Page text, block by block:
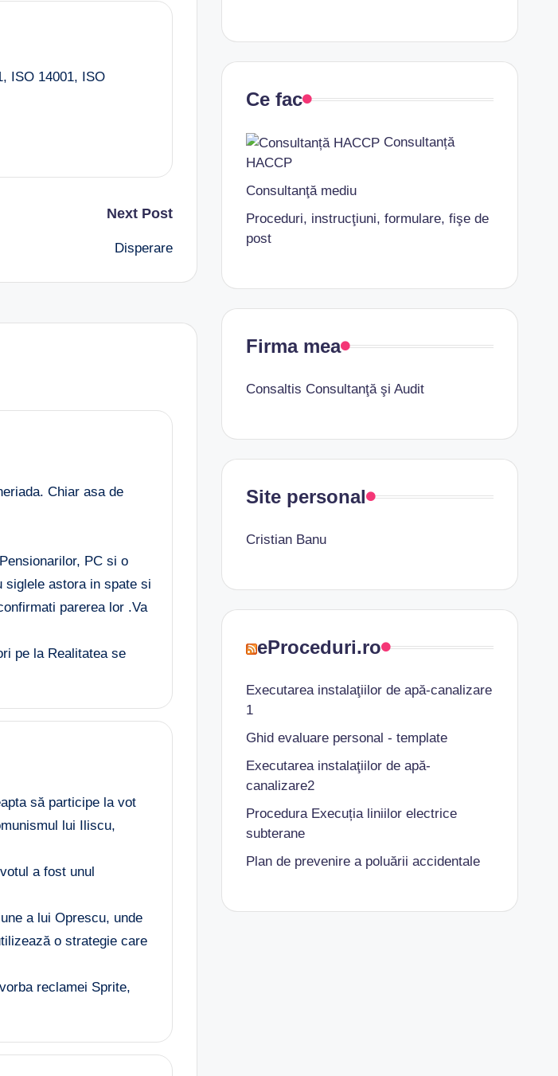
ISO 14001, ISO
Next Post
Disperare
Chiar asa de
PC si o
siglele astora in spate si
parerea lor .Va
pe la Realitatea se
să participe la vot
lui Iliscu,
a fost unul
a lui Oprescu, unde
o strategie care
reclamei Sprite,
Ce fac
Consultanță
HACCP
Consultanţă mediu
Proceduri, instrucţiuni, formulare, fişe de
post
Firma mea
Consaltis Consultanţă şi Audit
Site personal
Cristian Banu
eProceduri.ro
Executarea instalaţiilor de apă-canalizare
1
Ghid evaluare personal - template
Executarea instalaţiilor de apă-
canalizare2
Procedura Execuția liniilor electrice
subterane
Plan de prevenire a poluării accidentale